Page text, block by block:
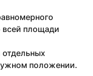
всей площади
положении.